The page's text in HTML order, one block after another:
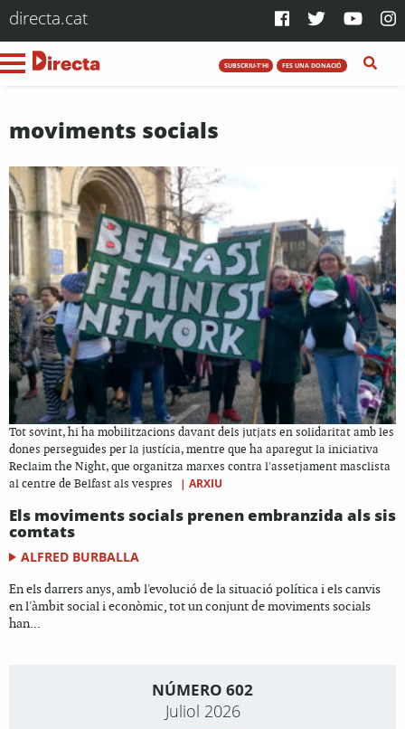
directa.cat
SUBSCRIU-T'HI FES UNA DONACIÓ
moviments socials
Tot sovint, hi ha mobilitzacions davant dels jutjats en solidaritat amb les
dones perseguides per la justícia, mentre que ha aparegut la iniciativa
Reclaim the Night, que organitza marxes contra l'assetjament masclista
al centre de Belfast als vespres
| ARXIU
Els moviments socials prenen embranzida als sis
comtats
ALFRED BURBALLA
En els darrers anys, amb l'evolució de la situació política i els canvis
en l'àmbit social i econòmic, tot un conjunt de moviments socials
han...
NÚMERO 602
Juliol 2026